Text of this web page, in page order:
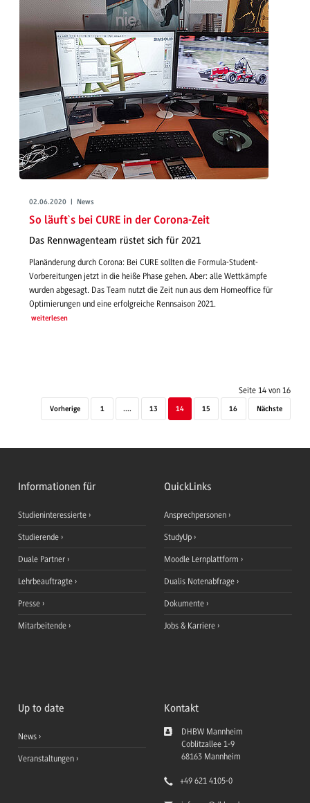
02.06.2020 | News
So läuft`s bei CURE in der Corona-Zeit
Das Rennwagenteam rüstet sich für 2021
Planänderung durch Corona: Bei CURE sollten die Formula-Student-
Vorbereitungen jetzt in die heiße Phase gehen. Aber: alle Wettkämpfe
wurden abgesagt. Das Team nutzt die Zeit nun aus dem Homeoffice für
Optimierungen und eine erfolgreiche Rennsaison 2021.
weiterlesen
Seite 14 von 16
Vorherige 1 .... 13 14 15 16 Nächste
Informationen für
Studieninteressierte
Studierende
Duale Partner
Lehrbeauftragte
Presse
Mitarbeitende
QuickLinks
Ansprechpersonen
StudyUp
Moodle Lernplattform
Dualis Notenabfrage
Dokumente
Jobs & Karriere
Up to date
News
Veranstaltungen
Kontakt
DHBW Mannheim
Coblitzallee 1-9
68163 Mannheim
+49 621 4105-0